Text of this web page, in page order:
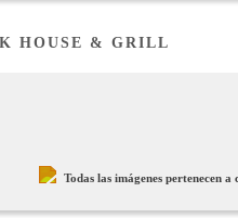
HOUSE & GRILL
Todas las imágenes pertenecen